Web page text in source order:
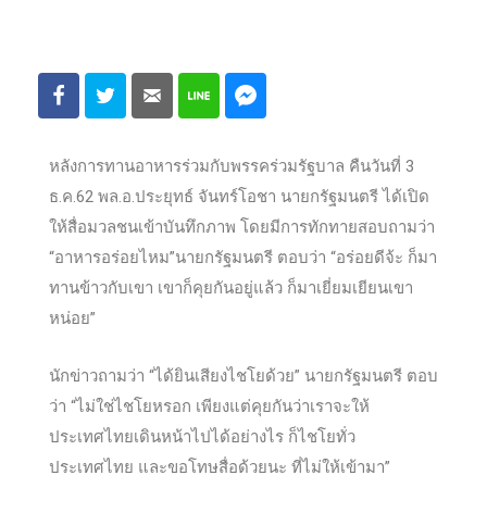
หลังการทานอาหารร่วมกับพรรคร่วมรัฐบาล คืนวันที่ 3
ธ.ค.62 พล.อ.ประยุทธ์ จันทร์โอชา นายกรัฐมนตรี ได้เปิด
ให้สื่อมวลชนเข้าบันทึกภาพ โดยมีการทักทายสอบถามว่า
“อาหารอร่อยไหม”นายกรัฐมนตรี ตอบว่า “อร่อยดีจ้ะ ก็มา
ทานข้าวกับเขา เขาก็คุยกันอยู่แล้ว ก็มาเยี่ยมเยียนเขา
หน่อย”
นักข่าวถามว่า “ได้ยินเสียงไชโยด้วย” นายกรัฐมนตรี ตอบ
ว่า “ไม่ใช่ไชโยหรอก เพียงแต่คุยกันว่าเราจะให้
ประเทศไทยเดินหน้าไปได้อย่างไร ก็ไชโยทั่ว
ประเทศไทย และขอโทษสื่อด้วยนะ ที่ไม่ให้เข้ามา”